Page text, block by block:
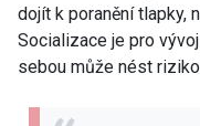
dojít k poranění tlapky,
Socializace je pro
sebou může nést